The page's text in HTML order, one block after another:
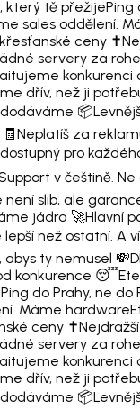
který tě přežijePing
sales oddělení.
ceny ✝️
servery za
konkurenci
dřív, než ji
📦
Neplatíš za
pro každého
v češtině.
slib, ale
jádra 🚀Hlavní
lepší než ostatní. A
abys ty nemusel 💸
konkurence 😴
do Prahy, ne do
Máme hardware
ceny ✝️
servery za
konkurenci
dřív, než ji
📦